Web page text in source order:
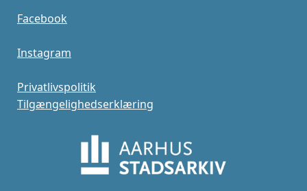
Facebook
Instagram
Privatlivspolitik
Tilgængelighedserklæring